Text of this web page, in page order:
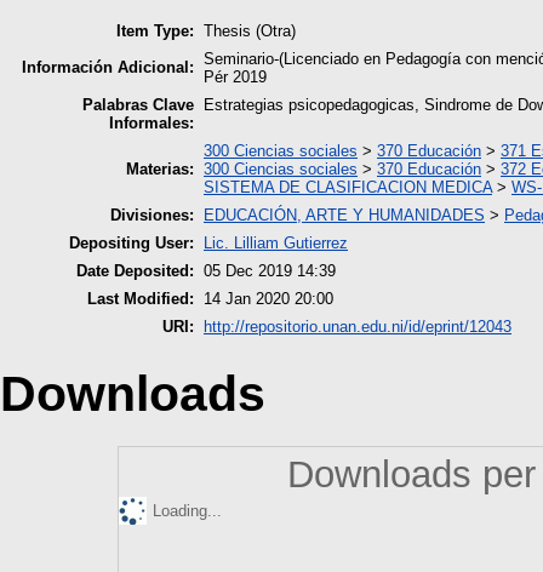
Item Type: Thesis (Otra)
Información Adicional: Seminario-(Licenciado en Pedagogía con
Pér 2019
Palabras Clave
Informales:
Estrategias psicopedagogicas, Sindrome de
Materias:
300 Ciencias sociales > 370 Educación > 371
300 Ciencias sociales > 370 Educación > 372
SISTEMA DE CLASIFICACION MEDICA>
Divisiones:
EDUCACIÓN, ARTE Y HUMANIDADES >
Depositing User:
Lic. Lilliam Gutierrez
Date Deposited: 05 Dec 2019 14:39
Last Modified:
14 Jan 2020 20:00
URI:
http://repositorio.unan.edu.ni/id/eprint/12043
Downloads
Downloads
Loading...